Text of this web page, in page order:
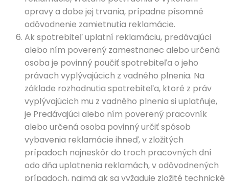
opravy a dobe jej trvania, prípadne písomné
odôvodnenie zamietnutia reklamácie.
Ak spotrebiteľ uplatní reklamáciu, predávajúci
alebo ním poverený zamestnanec alebo určená
osoba je povinný poučiť spotrebiteľa o jeho
právach vyplývajúcich z vadného plnenia. Na
základe rozhodnutia spotrebiteľa, ktoré z práv
vyplývajúcich mu z vadného plnenia si uplatňuje,
je Predávajúci alebo ním poverený pracovník
alebo určená osoba povinný určiť spôsob
vybavenia reklamácie ihneď, v zložitých
prípadoch najneskôr do troch pracovných dní
odo dňa uplatnenia reklamách, v odôvodnených
prípadoch, najmä ak sa vyžaduje zložité technické